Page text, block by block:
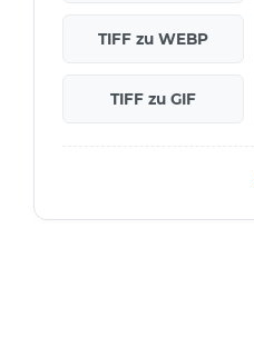
TIFF zu WEBP
TIFF zu GIF